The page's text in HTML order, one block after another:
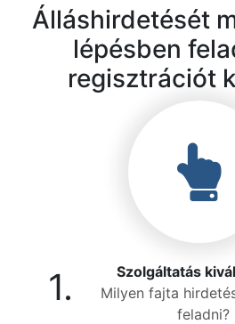
Álláshirdetését
lépésben
regisztrációt
1.
Szolgáltatás
Milyen fajta
feladni?